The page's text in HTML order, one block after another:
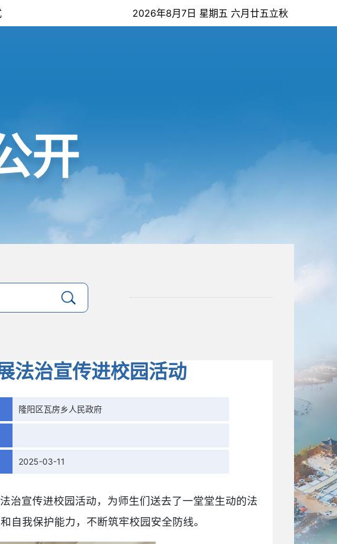
2026年8月7日 星期五 六月廿五立秋
开
法治宣传进校园活动
隆阳区瓦房乡人民政府
2025-03-11
治宣传进校园活动，为师生们送去了一堂堂生动的法
自我保护能力，不断筑牢校园安全防线。